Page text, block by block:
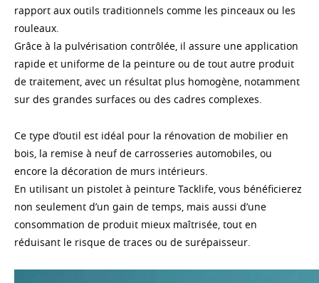
rapport aux outils traditionnels comme les pinceaux ou les
rouleaux.
Grâce à la pulvérisation contrôlée, il assure une application
rapide et uniforme de la peinture ou de tout autre produit
de traitement, avec un résultat plus homogène, notamment
sur des grandes surfaces ou des cadres complexes.
Ce type d’outil est idéal pour la rénovation de mobilier en
bois, la remise à neuf de carrosseries automobiles, ou
encore la décoration de murs intérieurs.
En utilisant un pistolet à peinture Tacklife, vous bénéficierez
non seulement d’un gain de temps, mais aussi d’une
consommation de produit mieux maîtrisée, tout en
réduisant le risque de traces ou de surépaisseur.